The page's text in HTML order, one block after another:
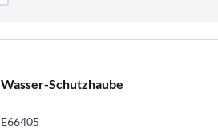
Wasser-Schutzhaube
E66405